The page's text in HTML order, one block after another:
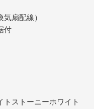
扇配線）
付
ストーニーホワイト